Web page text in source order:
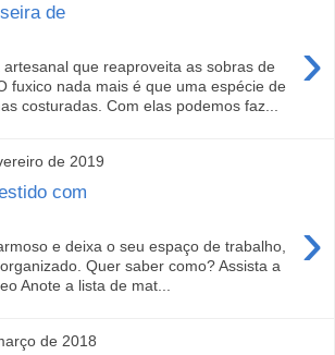
de
›
artesanal que reaproveita as sobras de
fuxico nada mais é que uma espécie de
costuradas. Com elas podemos faz...
de 2019
com
›
e deixa o seu espaço de trabalho,
Quer saber como? Assista a
Anote a lista de mat...
de 2018